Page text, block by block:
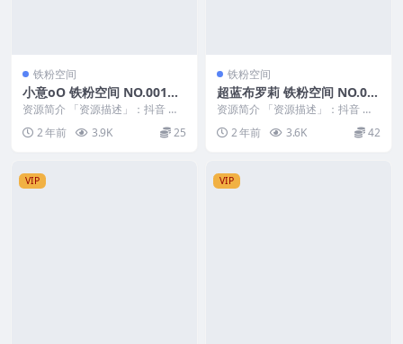
铁粉空间
小意oO 铁粉空间 NO.001期
最新至：2024.11.13
资源简介 「资源描述」：抖音 小
意oO 铁粉空间 NO.001期 【40P2
V】...2 年前 3.9K 25
铁粉空间
超蓝布罗莉 铁粉空间 NO.01
4期
资源简介 「资源描述」：抖音 超
蓝布罗莉 铁粉空间 NO.014期 【1
7P】 ...
2 年前 3.6K 42
VIP VIP